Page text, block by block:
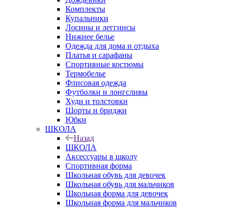
Комплекты
Купальники
Лосины и леггинсы
Нижнее белье
Одежда для дома и отдыха
Платья и сарафаны
Спортивные костюмы
Термобелье
Флисовая одежда
Футболки и лонгсливы
Худи и толстовки
Шорты и бриджи
Юбки
ШКОЛА
Назад
ШКОЛА
Аксессуары в школу
Спортивная форма
Школьная обувь для девочек
Школьная обувь для мальчиков
Школьная форма для девочек
Школьная форма для мальчиков